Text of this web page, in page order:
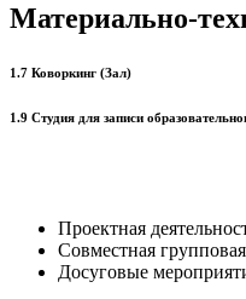
Материально-
1.7 Коворкинг (Зал)
1.9 Студия для записи
Проектная
Совместная
Досуговые